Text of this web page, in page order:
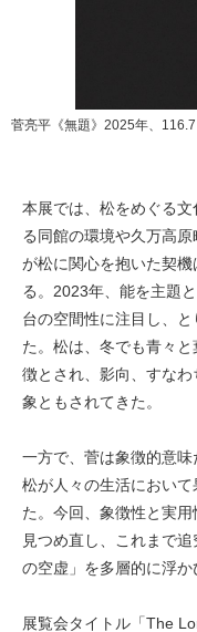
菅亮平《無題》2025年、
本展では、松をめぐる
る同館の環境や久万高
が松に関心を抱いた契
る。2023年、能を主題
台の空間性に注目し、
た。松は、冬でも青々
徴とされ、影向、すな
象ともされてきた。
一方で、菅は象徴的意味
松が人々の生活におい
た。今回、象徴性と実
見つめ直し、これまで
の空虚」を多層的に浮か
展覧会タイトル「The